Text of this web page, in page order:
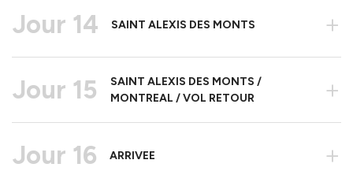
Jour 14 SAINT ALEXIS DES MONTS +
Jour 15
SAINT ALEXIS DES MONTS /
MONTREAL / VOL RETOUR
+
Jour 16 ARRIVEE +